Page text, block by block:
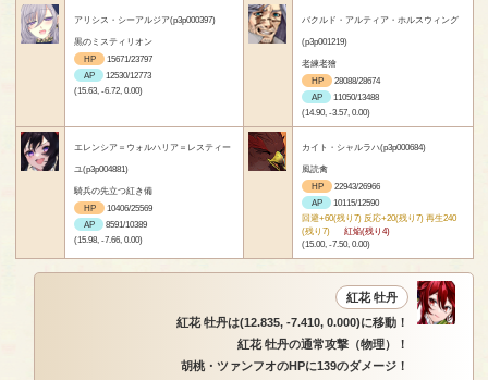
アリシス・シーアルジア(p3p000397)
黒のミスティリオン
HP
15671/23797
AP
12530/12773
(15.63, -6.72, 0.00)
バクルド・アルティア・ホルスウィング
(p3p001219)
老練老獪
HP
28088/28674
AP
11050/13488
(14.90, -3.57, 0.00)
エレンシア＝ウォルハリア＝レスティー
ユ(p3p004881)
騎兵の先立つ紅き備
HP
10406/25569
AP
8591/10389
(15.98, -7.66, 0.00)
カイト・シャルラハ(p3p000684)
風読禽
HP
22943/26966
AP
10115/12590
回避+60(残り7) 反応+20(残り7) 再生240
(残り7)
紅焔(残り4)
(15.00, -7.50, 0.00)
紅花 牡丹
紅花 牡丹は(12.835, -7.410, 0.000)に移動！
紅花 牡丹の通常攻撃（物理）！
胡桃・ツァンフオのHPに139のダメージ！